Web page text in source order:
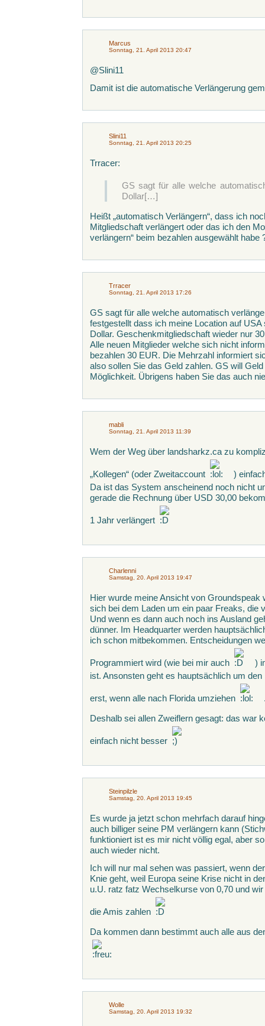
Marcus
Sonntag, 21. April 2013 20:47
@Slini11
Damit ist die automatische Verlängerung
Slini11
Sonntag, 21. April 2013 20:25
Trracer:
GS sagt für alle welche
Dollar[…]
Heißt „automatisch Verlängern“, dass ich
Mitgliedschaft verlängert oder das ich den
verlängern“ beim bezahlen ausgewählt habe
Trracer
Sonntag, 21. April 2013 17:26
GS sagt für alle welche automatisch
festgestellt dass ich meine Location auf
Dollar. Geschenkmitgliedschaft wieder nur
Alle neuen Mitglieder welche sich nicht
bezahlen 30 EUR. Die Mehrzahl informiert
also sollen Sie das Geld zahlen. GS will
Möglichkeit. Übrigens haben Sie das auch
mabli
Sonntag, 21. April 2013 11:39
Wem der Weg über landsharkz.ca zu
„Kollegen“ (oder Zweitaccount
)
Da ist das System anscheinend noch nicht
gerade die Rechnung über USD 30,00
1 Jahr verlängert
Charlenni
Samstag, 20. April 2013 19:47
Hier wurde meine Ansicht von Groundspeak
sich bei dem Laden um ein paar Freaks, die
Und wenn es dann auch noch ins Ausland
dünner. Im Headquarter werden
ich schon mitbekommen. Entscheidungen
Programmiert wird (wie bei mir auch
)
ist. Ansonsten geht es hauptsächlich um
erst, wenn alle nach Florida umziehen
Deshalb sei allen Zweiflern gesagt: das war
einfach nicht besser
Steinpilzle
Samstag, 20. April 2013 19:45
Es wurde ja jetzt schon mehrfach darauf
auch billiger seine PM verlängern kann
funktioniert ist es mir nicht völlig egal, aber
auch wieder nicht.
Ich will nur mal sehen was passiert, wenn
Knie geht, weil Europa seine Krise nicht in
u.U. ratz fatz Wechselkurse von 0,70 und
die Amis zahlen
Da kommen dann bestimmt auch alle aus
Wolle
Samstag, 20. April 2013 19:32